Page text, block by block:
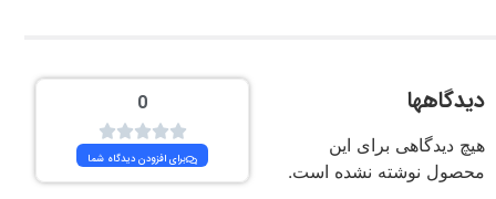
دیدگاهها
هیچ دیدگاهی برای این
محصول نوشته نشده است.
0
برای افزودن دیدگاه شما